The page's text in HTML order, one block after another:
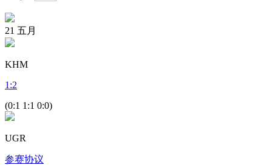
21 五月
KHM
1 :2
(0:1 1:1 0:0)
UGR
参赛协议